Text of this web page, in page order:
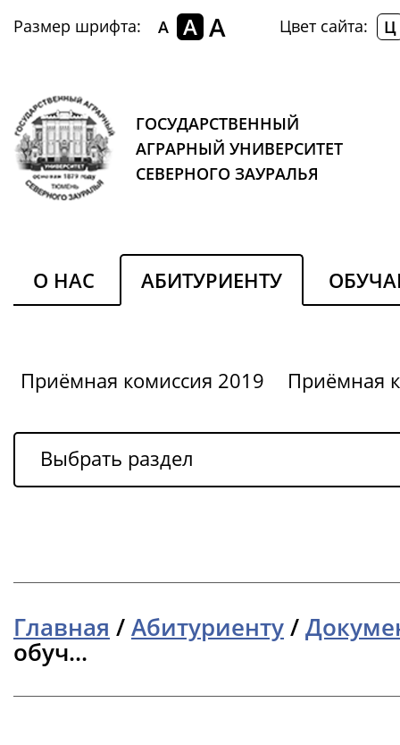
Размер шрифта: A A A Цвет сайта: Ц
ГОСУДАРСТВЕННЫЙ
АГРАРНЫЙ УНИВЕРСИТЕТ
СЕВЕРНОГО ЗАУРАЛЬЯ
О НАС АБИТУРИЕНТУ
Приёмная комиссия 2019 Приёмная
Выбрать раздел
Главная /Абитуриенту/
обуч...